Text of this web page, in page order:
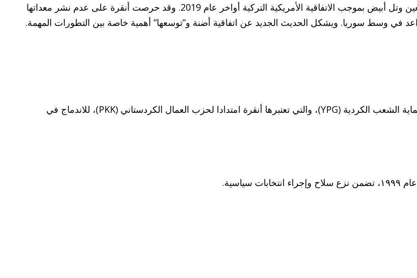
وهذا هو نفس عمق المنطقة الآمنة التي أُنشئت بين مدينتي رأس العين وتل أبيض بموجب الاتفاقية الأمريكية التركية أواخر عام 2019. وقد حرصت أنقرة على عدم نشر معداتها
في وسط سوريا. ويشكل الحديث الجديد عن اتفاقية أضنة و”توسعها” أهمية خاصة بين التطورات المهمة.
تجري مفاوضات بين قوات سوريا الديمقراطية، التي تضم وحدات حماية الشعب الكردية (YPG)، والتي تعتبرها أنقرة امتدادا لحزب العمال الكردستاني (PKK)، للاندماج في